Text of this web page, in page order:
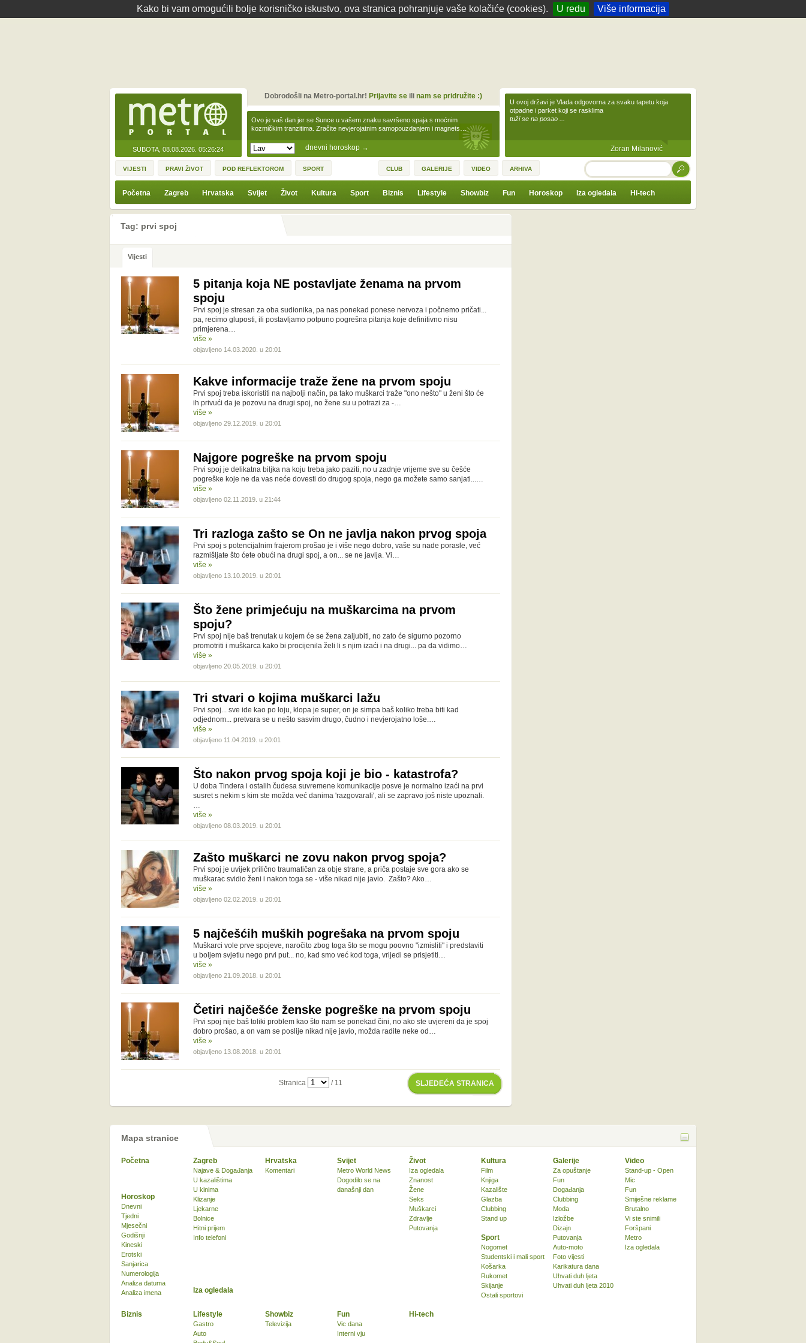
Kako bi vam omogućili bolje korisničko iskustvo, ova stranica pohranjuje vaše kolačiće (cookies). U redu Više informacija
SUBOTA, 08.08.2026. 05:26:24 dnevni horoskop →
Ovo je vaš dan jer se Sunce u vašem znaku savršeno spaja s moćnim
kozmičkim tranzitima. Zračite nevjerojatnim samopouzdanjem i magnets…
Dobrodošli na Metro-portal.hr! Prijavite seili nam se pridružite :)
U ovoj državi je Vlada odgovorna za svaku tapetu koja
otpadne i parket koji se rasklima
tuži se na posao ...
Zoran Milanović
VIJESTI PRAVI ŽIVOT POD REFLEKTOROM SPORT CLUB GALERIJE VIDEO ARHIVA TRAŽI
Početna Zagreb Hrvatska Svijet Život Kultura Sport Biznis Lifestyle Showbiz Fun Horoskop Iza ogledala Hi-tech
Tag: prvi spoj
Vijesti
5 pitanja koja NE postavljate ženama na prvom
spoju
Prvi spoj je stresan za oba sudionika, pa nas ponekad ponese nervoza i počnemo pričati...
pa, recimo gluposti, ili postavljamo potpuno pogrešna pitanja koje definitivno nisu
primjerena…
više »
objavljeno 14.03.2020. u 20:01
Kakve informacije traže žene na prvom spoju
Prvi spoj treba iskoristiti na najbolji način, pa tako muškarci traže "ono nešto" u ženi što će
ih privući da je pozovu na drugi spoj, no žene su u potrazi za -…
više »
objavljeno 29.12.2019. u 20:01
Najgore pogreške na prvom spoju
Prvi spoj je delikatna biljka na koju treba jako paziti, no u zadnje vrijeme sve su češće
pogreške koje ne da vas neće dovesti do drugog spoja, nego ga možete samo sanjati...…
više »
objavljeno 02.11.2019. u 21:44
Tri razloga zašto se On ne javlja nakon prvog spoja
Prvi spoj s potencijalnim frajerom prošao je i više nego dobro, vaše su nade porasle, već
razmišljate što ćete obući na drugi spoj, a on... se ne javlja. Vi…
više »
objavljeno 13.10.2019. u 20:01
Što žene primjećuju na muškarcima na prvom
spoju?
Prvi spoj nije baš trenutak u kojem će se žena zaljubiti, no zato će sigurno pozorno
promotriti i muškarca kako bi procijenila želi li s njim izaći i na drugi... pa da vidimo…
više »
objavljeno 20.05.2019. u 20:01
Tri stvari o kojima muškarci lažu
Prvi spoj... sve ide kao po loju, klopa je super, on je simpa baš koliko treba biti kad
odjednom... pretvara se u nešto sasvim drugo, čudno i nevjerojatno loše.…
više »
objavljeno 11.04.2019. u 20:01
Što nakon prvog spoja koji je bio - katastrofa?
U doba Tindera i ostalih čudesa suvremene komunikacije posve je normalno izaći na prvi
susret s nekim s kim ste možda već danima 'razgovarali', ali se zapravo još niste upoznali.
…
više »
objavljeno 08.03.2019. u 20:01
Zašto muškarci ne zovu nakon prvog spoja?
Prvi spoj je uvijek prilično traumatičan za obje strane, a priča postaje sve gora ako se
muškarac svidio ženi i nakon toga se - više nikad nije javio. Zašto? Ako…
više »
objavljeno 02.02.2019. u 20:01
5 najčešćih muških pogrešaka na prvom spoju
Muškarci vole prve spojeve, naročito zbog toga što se mogu poovno "izmisliti" i predstaviti
u boljem svjetlu nego prvi put... no, kad smo već kod toga, vrijedi se prisjetiti…
više »
objavljeno 21.09.2018. u 20:01
Četiri najčešće ženske pogreške na prvom spoju
Prvi spoj nije baš toliki problem kao što nam se ponekad čini, no ako ste uvjereni da je spoj
dobro prošao, a on vam se poslije nikad nije javio, možda radite neke od…
više »
objavljeno 13.08.2018. u 20:01
SLJEDEĆA STRANICA
Stranica / 11
Mapa stranice
Početna Zagreb
Najave & Događanja
U kazalištima
U kinima
Klizanje
Ljekarne
Bolnice
Hitni prijem
Info telefoni
Hrvatska
Komentari
Svijet
Metro World News
Dogodilo se na
današnji dan
Život
Iza ogledala
Znanost
Žene
Seks
Muškarci
Zdravlje
Putovanja
Kultura
Film
Knjiga
Kazalište
Glazba
Clubbing
Stand up
Sport
Nogomet
Studentski i mali sport
Košarka
Rukomet
Skijanje
Ostali sportovi
Biznis Lifestyle
Gastro
Auto
Showbiz
Televizija
Fun
Vic dana
Interni vju
Horoskop
Dnevni
Tjedni
Mjesečni
Godišnji
Kineski
Erotski
Sanjarica
Numerologija
Analiza datuma
Analiza imena
Iza ogledala
Hi-tech
Galerije
Za opuštanje
Fun
Događanja
Clubbing
Moda
Izložbe
Dizajn
Putovanja
Auto-moto
Foto vijesti
Karikatura dana
Uhvati duh ljeta
Uhvati duh ljeta 2010
Video
Stand-up - Open
Mic
Fun
Smiješne reklame
Brutalno
Vi ste snimili
Foršpani
Metro
Iza ogledala